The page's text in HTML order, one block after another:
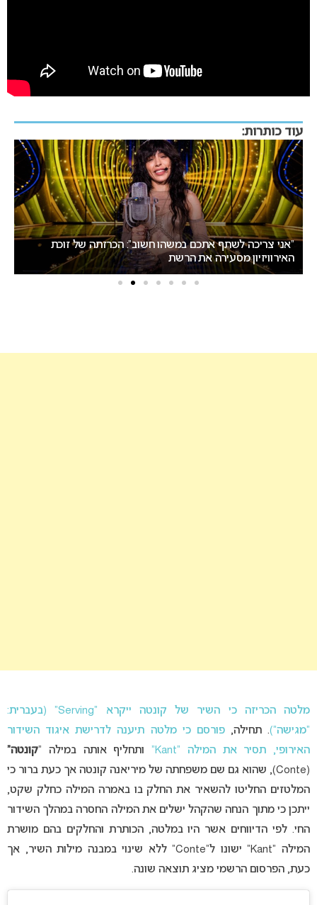
עוד כותרות:
אירוויזיון 2027: ההתלבטות על התאריכים עלולה להשפיע על
ישראל
מלטה הכריזה כי השיר של קונטה ייקרא “Serving” (בעברית:
“מגישה”). תחילה,פורסם כי מלטה תיענה לדרישת איגוד השידור
האירופי, תסיר את המילה “Kant”
ותחליף אותה במילה “קונטה”
(Conte), שהוא גם שם משפחתה של מיריאנה קונטה אך כעת ברור כי
המלטזים החליטו להשאיר את החלק בו באמרה המילה כחלק שקט,
ייתכן כי מתוך הנחה שהקהל ישלים את המילה החסרה במהלך השידור
החי. לפי הדיווחים אשר היו במלטה, הכותרת והחלקים בהם מושרת
המילה “Kant” ישונו ל”Conte” ללא שינוי במבנה מילות השיר, אך
כעת, הפרסום הרשמי מציג תוצאה שונה.